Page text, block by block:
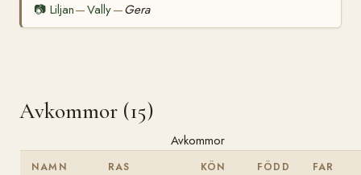
📷 Liljan—Vally—Gera
Avkommor (15)
Avkommor
NAMN RAS KÖN FÖDD FAR